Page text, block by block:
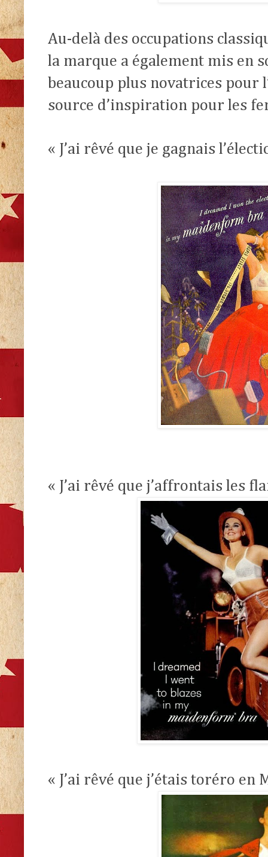
Au-delà des occupations
la marque a également mis en
beaucoup plus novatrices pour
source d’inspiration pour les
« J’ai rêvé que je gagnais
« J’ai rêvé que j’affrontais les
« J’ai rêvé que j’étais toréro en